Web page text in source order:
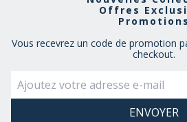
Offres
Promotions
Vous recevrez un code de promotion
checkout.